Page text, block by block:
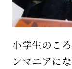
小学生のこ
ンマニアに